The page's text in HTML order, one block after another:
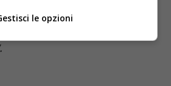
merita la nomination all’Oscar,
un’opera d’arte di forte
le opzioni